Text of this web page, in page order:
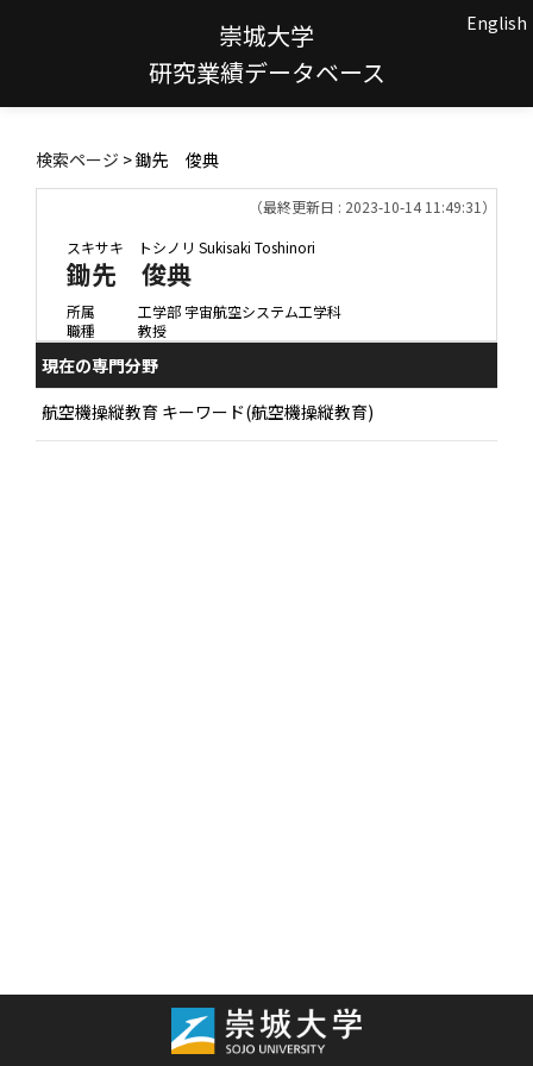
崇城大学
研究業績データベース
English
検索ページ > 鋤先 俊典
（最終更新日 : 2023-10-14 11:49:31）
スキサキ トシノリ Sukisaki Toshinori
鋤先 俊典
所属
工学部 宇宙航空システム工学科
職種
教授
現在の専門分野
航空機操縦教育 キーワード(航空機操縦教育)